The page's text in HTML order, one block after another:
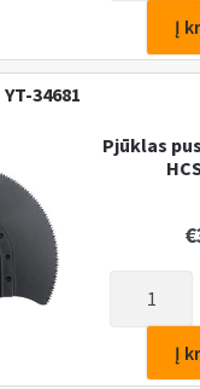
įvorių
rinkinys
pavadėliu,
Į
YT-34681
Pjūklas
€
pusapvalis
Į